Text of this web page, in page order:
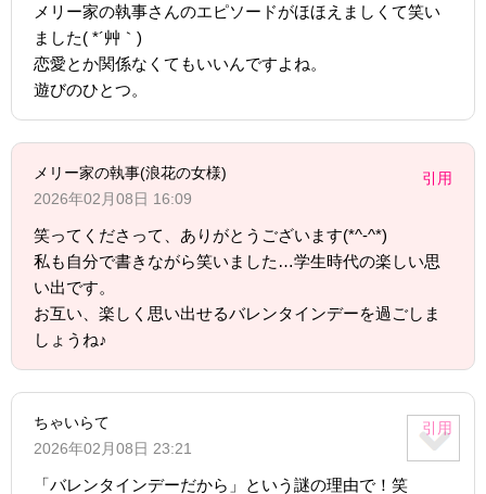
メリー家の執事さんのエピソードがほほえましくて笑い
ました( *´艸｀)
恋愛とか関係なくてもいいんですよね。
遊びのひとつ。
メリー家の執事(浪花の女様)
2026年02月08日 16:09
引用
笑ってくださって、ありがとうございます(*^-^*)
私も自分で書きながら笑いました…学生時代の楽しい思
い出です。
お互い、楽しく思い出せるバレンタインデーを過ごしま
しょうね♪
ちゃいらて
2026年02月08日 23:21
引用
「バレンタインデーだから」という謎の理由で！笑